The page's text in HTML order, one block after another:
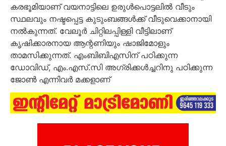
കരഭൂമിയാണ് വയനാട്ടിലെ ഉരുള്‍പൊട്ടലില്‍ വീടും
സ്ഥലവും നഷ്ടപ്പെട്ട കുടുംബങ്ങള്‍ക്ക് വീടുവെക്കാനായി
നല്‍കുന്നത്. വേലൂര്‍ ചിറ്റിലപ്പിള്ളി വീട്ടിലാണ്
കൃഷിക്കാരനായ ആന്റണിയും ഷാജിമോളും
താമസിക്കുന്നത്. എംബിബിഎസിന് പഠിക്കുന്ന
ഡോവിഡ്, എം.എസ്.സി അഗ്രിക്കള്‍ച്ചറിനു പഠിക്കുന്ന
ജോണ്‍ എന്നിവര്‍ മക്കളാണ്